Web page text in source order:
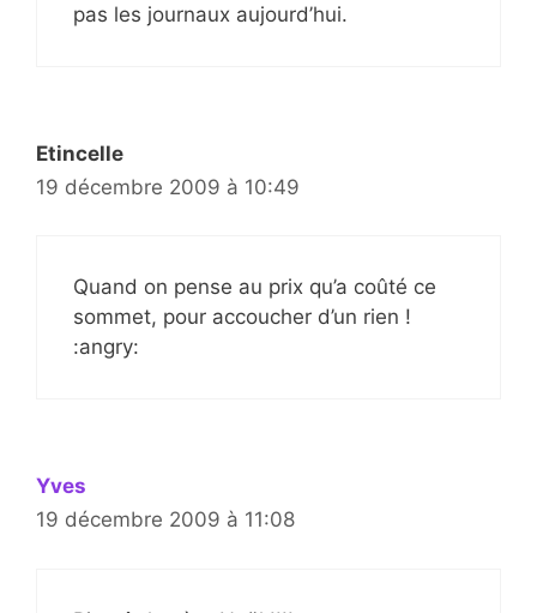
pas les journaux aujourd’hui.
Etincelle
19 décembre 2009 à 10:49
Quand on pense au prix qu’a coûté ce
sommet, pour accoucher d’un rien !
:angry:
Yves
19 décembre 2009 à 11:08